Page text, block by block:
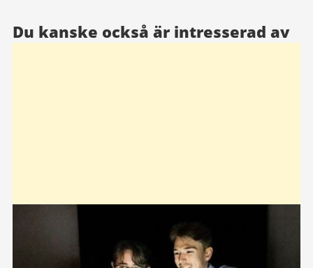
Du kanske också är intresserad av